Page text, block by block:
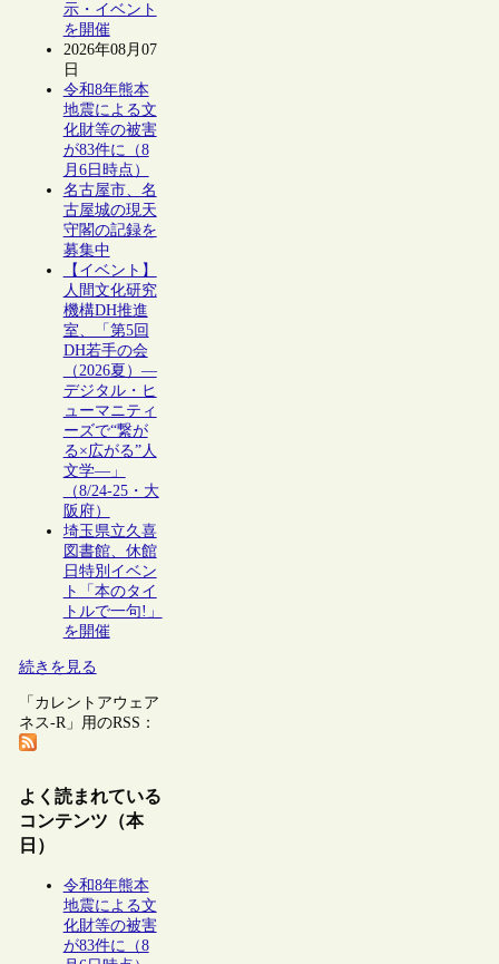
示・イベント
を開催
2026年08月07
日
令和8年熊本
地震による文
化財等の被害
が83件に（8
月6日時点）
名古屋市、名
古屋城の現天
守閣の記録を
募集中
【イベント】
人間文化研究
機構DH推進
室、「第5回
DH若手の会
（2026夏）―
デジタル・ヒ
ューマニティ
ーズで“繋が
る×広がる”人
文学―」
（8/24-25・大
阪府）
埼玉県立久喜
図書館、休館
日特別イベン
ト「本のタイ
トルで一句!」
を開催
続きを見る
「カレントアウェア
ネス-R」用のRSS：
よく読まれている
コンテンツ（本
日）
令和8年熊本
地震による文
化財等の被害
が83件に（8